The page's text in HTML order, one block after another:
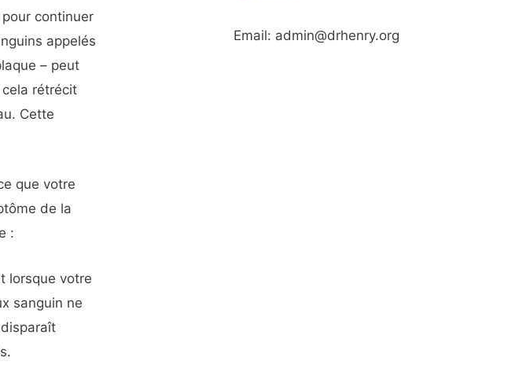
continuer
appelés
– peut
cela rétrécit
Cette
que votre
de la
:
lorsque votre
sanguin ne
Email: admin@drhenry.org